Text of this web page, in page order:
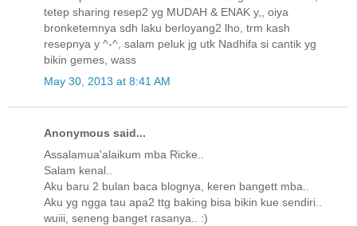
tetep sharing resep2 yg MUDAH & ENAK y,, oiya
bronketemnya sdh laku berloyang2 lho, trm kash
resepnya y ^-^, salam peluk jg utk Nadhifa si cantik yg
bikin gemes, wass
May 30, 2013 at 8:41 AM
Anonymous said...
Assalamua'alaikum mba Ricke..
Salam kenal..
Aku baru 2 bulan baca blognya, keren bangett mba..
Aku yg ngga tau apa2 ttg baking bisa bikin kue sendiri..
wuiii, seneng banget rasanya.. :)